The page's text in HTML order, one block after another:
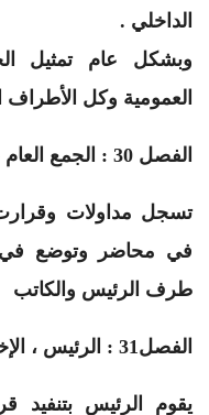
الداخلي .
وبشكل عام تمثيل
العمومية وكل الأطراف
الفصل 30 : الجمع العام ، المكتب ، محاضر الجلسات
تسجل مداولات
في محاضر وتوضع في
طرف الرئيس والكاتب
الفصل31 : الرئيس ، الإختصاصات
يقوم الرئيس بتنفيد